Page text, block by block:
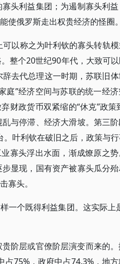
头利益集团；为遏制寡头利
使俄罗斯走出权贵经济的怪圈。
以称之为叶利钦的寡头转轨
整个20世纪90年代，大致可
去代总理这一时期，苏联旧
庭”经济空间与苏联的统一经
财政货币双紧缩的“休克”政策
与停滞、经济大滑坡。第三
叶利钦在破旧之后，政策与
寡头浮出水面，渐成燎原之
显现，国有资产被寡头瓜分
寡头。
一个既得利益集团。这实际上
阶层或官僚阶层演变而来的
75%，政府中占74.3%，地